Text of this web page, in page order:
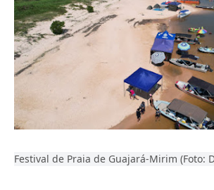
Festival de Praia de Guajará-Mirim (Foto: